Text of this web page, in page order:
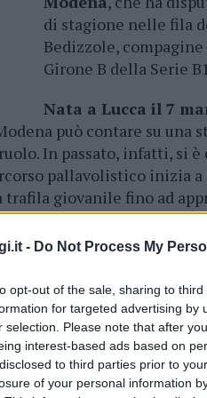
- Do Not Process My
opt-out of the sale, sharing to
for targeted advertising by
selection. Please note that after
interest-based ads based on
to third parties prior to
of your personal information
di stagione nelle fila
Bedizzole,
Girone B della Serie
Nata a Lucca il 7
può contare su una
In passato, infatti, si
pallavolistico inizia
trafila giovanile fino ad
B1 e B2 da secondo
a Castelvetrano,
Nell’estate
Serie A2. Partita come
compagne di squadra
Il
disputato ancora il
Qui ha incontra